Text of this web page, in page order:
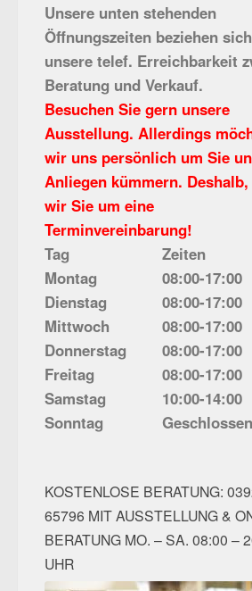
Unsere unten stehenden
Öffnungszeiten beziehen
unsere telef. Erreichbarkeit
Beratung und Verkauf.
Besuchen Sie gern unsere
Ausstellung. Allerdings
wir uns persönlich um Sie
Anliegen kümmern.
wir Sie um eine
Terminvereinbarung!
Tag
Zeiten
Montag
08:00-17:00
Dienstag
08:00-17:00
Mittwoch
08:00-17:00
Donnerstag
08:00-17:00
Freitag
08:00-17:00
Samstag
10:00-14:00
Sonntag
Geschlossen
KOSTENLOSE BERATUNG:
65796 MIT AUSSTELLUNG &
BERATUNG MO. – SA. 08:00 –
UHR